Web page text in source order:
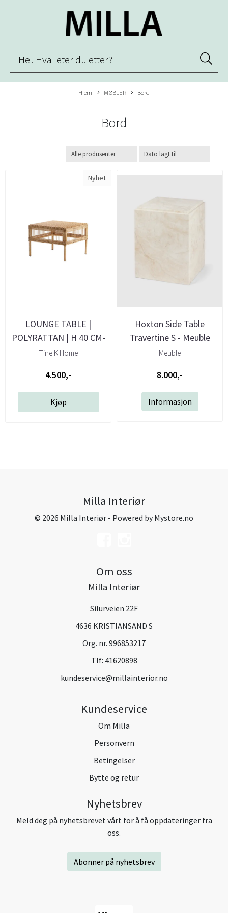
Hjem MØBLER Bord
Bord
Nyhet
LOUNGE TABLE |
POLYRATTAN | H 40 CM-
Tine K Home
Tine K Home
4.500,-
Kjøp
Hoxton Side Table
Travertine S - Meuble
Meuble
8.000,-
Informasjon
Milla Interiør
© 2026 Milla Interiør - Powered byMystore.no
Om oss
Milla Interiør
Silurveien 22F
4636 KRISTIANSAND S
Org. nr. 996853217
Tlf: 41620898
kundeservice@millainterior.no
Kundeservice
Om Milla
Personvern
Betingelser
Bytte og retur
Nyhetsbrev
Meld deg på nyhetsbrevet vårt for å få oppdateringer fra
oss.
Abonner på nyhetsbrev